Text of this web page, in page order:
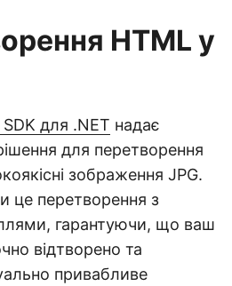
HTML у
для .NET надає
для перетворення
зображення JPG.
це перетворення з
гарантуючи, що ваш
відтворено та
привабливе